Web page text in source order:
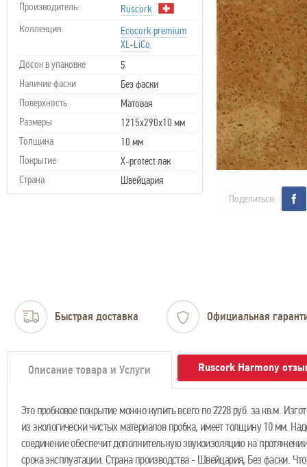
Производитель:
Ruscork
Коллекция:
Ecocork premium
XL-LiCo
Досок в упаковке
5
Наличие фаски
Без фаски
Поверхность
Матовая
Размеры
1215х290х10 мм
Толщина
10 мм
Покрытие
X-protect лак
Страна
Швейцария
Поделиться:
Быстрая доставка Официальная
Описание товара и Услуги Ruscork Harmony
Это пробковое покрытие можно купить всего по 2228 руб. за кв.м.
из экологически чистых материалов пробка, имеет толщину 10 мм.
соединение обеспечит дополнительную звукоизоляцию на
срока эксплуатации. Страна производства - Швейцария, Без фаски.